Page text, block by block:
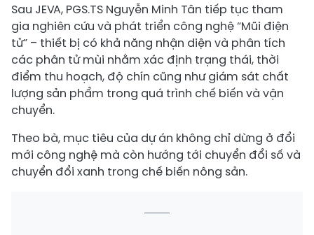
Sau JEVA, PGS.TS Nguyễn Minh Tân tiếp tục tham
gia nghiên cứu và phát triển công nghệ “Mũi điện
tử” – thiết bị có khả năng nhận diện và phân tích
các phân tử mùi nhằm xác định trạng thái, thời
điểm thu hoạch, độ chín cũng như giám sát chất
lượng sản phẩm trong quá trình chế biến và vận
chuyển.
Theo bà, mục tiêu của dự án không chỉ dừng ở đổi
mới công nghệ mà còn hướng tới chuyển đổi số và
chuyển đổi xanh trong chế biến nông sản.